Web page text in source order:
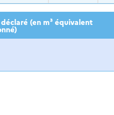
(en m³ équivalent